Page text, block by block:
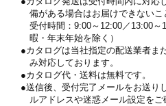
備がある場合はお届けできないこ
受付時間：9:00～12:00／13:00
暇・年末年始を除く）
カタログは当社指定の配送業者ま
み対応しております。
カタログ代・送料は無料です。
送信後、受付完了メールをお送り
ルアドレスや迷惑メール設定をご